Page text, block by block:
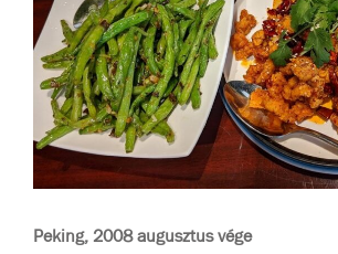
Peking, 2008 augusztus vége